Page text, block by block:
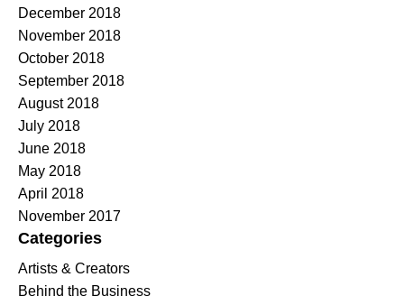
December 2018
November 2018
October 2018
September 2018
August 2018
July 2018
June 2018
May 2018
April 2018
November 2017
Categories
Artists & Creators
Behind the Business